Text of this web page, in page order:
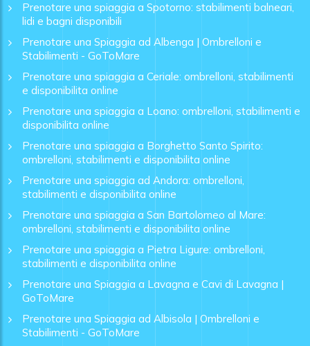
Prenotare una spiaggia a Spotorno: stabilimenti balneari,
lidi e bagni disponibili
Prenotare una Spiaggia ad Albenga | Ombrelloni e
Stabilimenti - GoToMare
Prenotare una spiaggia a Ceriale: ombrelloni, stabilimenti
e disponibilita online
Prenotare una spiaggia a Loano: ombrelloni, stabilimenti e
disponibilita online
Prenotare una spiaggia a Borghetto Santo Spirito:
ombrelloni, stabilimenti e disponibilita online
Prenotare una spiaggia ad Andora: ombrelloni,
stabilimenti e disponibilita online
Prenotare una spiaggia a San Bartolomeo al Mare:
ombrelloni, stabilimenti e disponibilita online
Prenotare una spiaggia a Pietra Ligure: ombrelloni,
stabilimenti e disponibilita online
Prenotare una Spiaggia a Lavagna e Cavi di Lavagna |
GoToMare
Prenotare una Spiaggia ad Albisola | Ombrelloni e
Stabilimenti - GoToMare